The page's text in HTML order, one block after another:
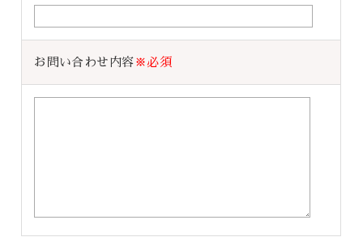
お問い合わせ内容 ※必須